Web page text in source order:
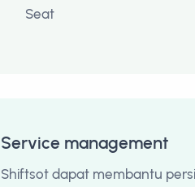
Seat
Service management
Shiftsot dapat membantu